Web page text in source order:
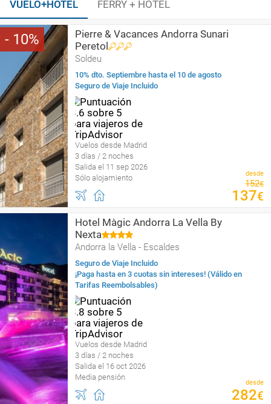
VUELO+HOTEL FERRY + HOTEL
10
Pierre & Vacances Andorra Sunari
Peretol
Soldeu
10% dto. Septiembre hasta el 10 de agosto
Seguro de Viaje Incluido
Vuelos desde Madrid
3 días / 2 noches
Salida el 11 sep 2026
Sólo alojamiento
desde
152€
137€
Hotel Màgic Andorra La Vella By
Nexta
Andorra la Vella - Escaldes
Seguro de Viaje Incluido
¡Paga hasta en 3 cuotas sin intereses! (Válido en
Tarifas Reembolsables)
Vuelos desde Madrid
3 días / 2 noches
Salida el 16 oct 2026
Media pensión
desde
282€